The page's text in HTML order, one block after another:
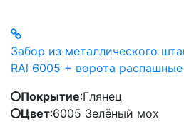
Забор из металлического
RAl 6005 + ворота
Покрытие:Глянец
Цвет:6005 Зелёный мох